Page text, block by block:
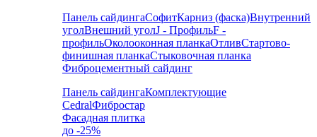
Панель сайдингаСофитКарниз (фаска)Внутренний
уголВнешний уголJ - ПрофильF -
профильОколооконная планкаОтливСтартово-
финишная планкаСтыковочная планка
Фиброцементный сайдинг
Панель сайдингаКомплектующие
CedralФибростар
Фасадная плитка
до -25%